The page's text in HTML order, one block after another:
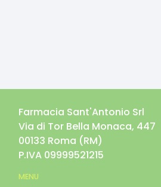
Farmacia Sant'Antonio Srl
Via di Tor Bella Monaca, 447
00133 Roma (RM)
P.IVA 09999521215
MENU